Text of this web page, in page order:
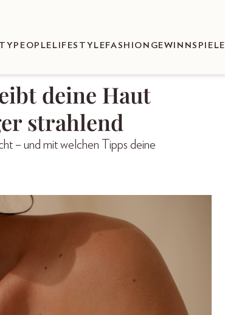
PEOPLE LIFESTYLEFASHION GEWINNSPIELE
deine Haut
strahlend
– und mit welchen Tipps deine